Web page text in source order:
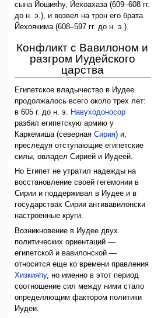
сына Йошияhу, Йехоахаза (609–608 гг.
до н. э.), и возвел на трон его брата
Йехоякима (608–597 гг. до н. э.).
Конфликт с Вавилоном и
разгром Иудейского
царства
Египетское владычество в Иудее
продолжалось всего около трех лет:
в 605 г. до н. э. Навуходоносор
разбил египетскую армию у
Каркемиша (севернаяСирия) и,
преследуя отступающие египетские
силы, овладел Сирией и Иудеей.
Но Египет не утратил надежды на
восстановление своей гегемонии в
Сирии и поддерживал в Иудее и в
государствах Сирии антивавилонски
настроенные круги.
Возникновение в Иудее двух
политических ориентаций —
египетской и вавилонской —
относится еще ко времени правления
Хизкияhу, но именно в этот период
соотношение сил между ними стало
определяющим фактором политики
Иудеи.